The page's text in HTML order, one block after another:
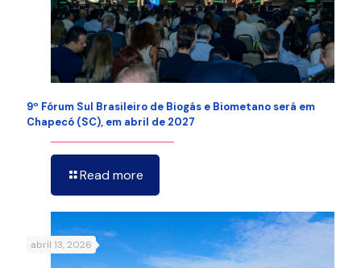
9º Fórum Sul Brasileiro de Biogás e Biometano será em
Chapecó (SC), em abril de 2027
Read more
abril 13, 2026